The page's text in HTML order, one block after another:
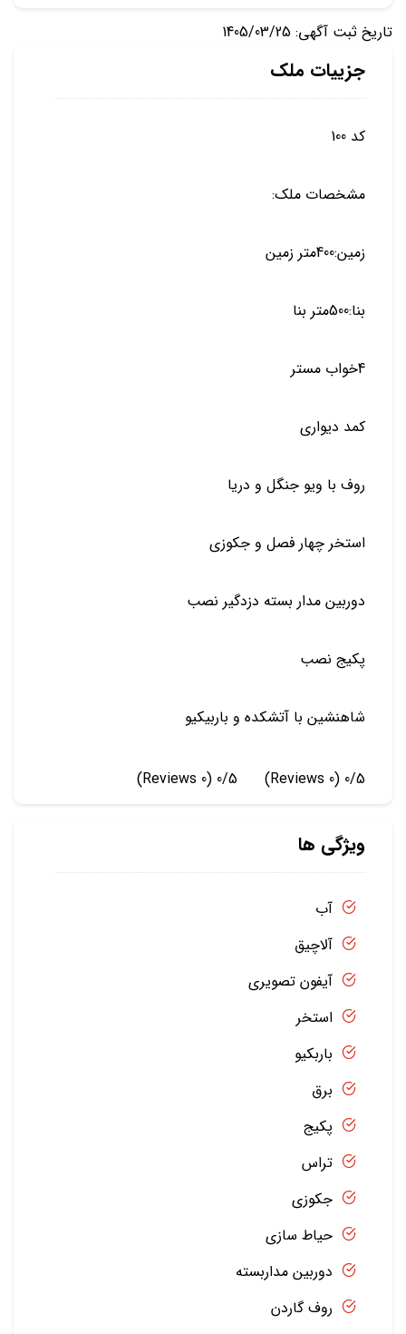
تاریخ ثبت آگهی: 1405/03/25
جزییات ملک
کد 100
مشخصات ملک:
زمین:400متر زمین
بنا:500متر بنا
4خواب مستر
کمد دیواری
روف با ویو جنگل و دریا
استخر چهار فصل و جکوزی
دوربین مدار بسته دزدگیر نصب
پکیج نصب
شاهنشین با آتشکده و باربیکیو
0/5
(0 Reviews)
0/5
(0 Reviews)
ویژگی ها
آب
آلاچیق
آیفون تصویری
استخر
باربکیو
برق
پکیج
تراس
جکوزی
حیاط سازی
دوربین مداربسته
روف گاردن